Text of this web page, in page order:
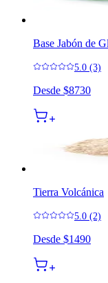
Base Jabón de
5.0 (3)
Desde $8730
Tierra Volcánica
5.0 (2)
Desde $1490